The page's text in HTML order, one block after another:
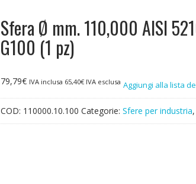
Sfera Ø mm. 110,000 AISI
G100 (1 pz)
79,79€ IVA inclusa 65,40€IVA esclusa Aggiungi alla lista
COD: 110000.10.100 Categorie: Sfere per industria,